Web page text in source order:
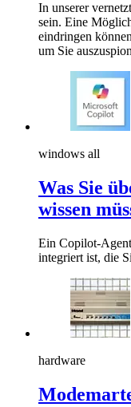
In unserer
sein. Eine
eindringen
um Sie
windows all
Was Sie
wissen
Ein Copilot-
integriert ist, die
hardware